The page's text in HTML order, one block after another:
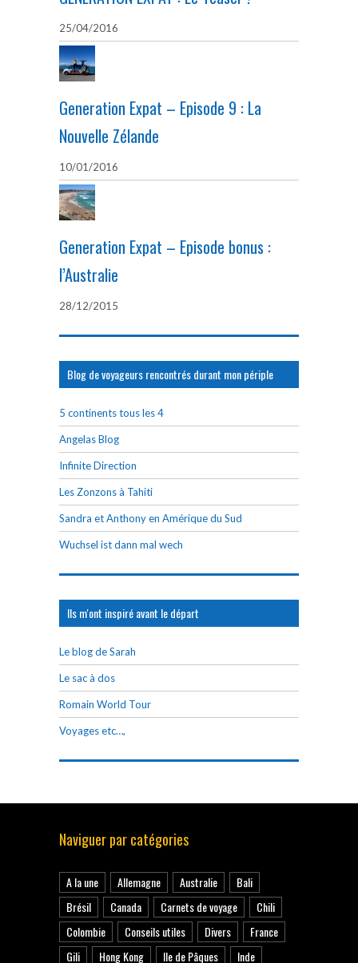
25/04/2016
Generation Expat – Episode 9 : La
Nouvelle Zélande
10/01/2016
Generation Expat – Episode bonus :
l’Australie
28/12/2015
Blog de voyageurs rencontrés durant mon périple
5 continents tous les 4
Angelas Blog
Infinite Direction
Les Zonzons à Tahiti
Sandra et Anthony en Amérique du Sud
Wuchsel ist dann mal wech
Ils m'ont inspiré avant le départ
Le blog de Sarah
Le sac à dos
Romain World Tour
Voyages etc…,
Naviguer par catégories
A la une Allemagne Australie
Bali
Brésil
Canada Carnets de voyage
Chili
Colombie
Conseils utiles Divers
France
Gili
Hong Kong Ile de Pâques Inde